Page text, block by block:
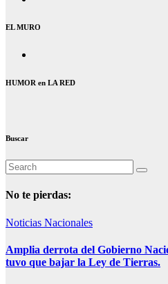
EL MURO
HUMOR en LA RED
Buscar
No te pierdas:
Noticias Nacionales
Amplia derrota del Gobierno
tuvo que bajar la Ley de Tierras.